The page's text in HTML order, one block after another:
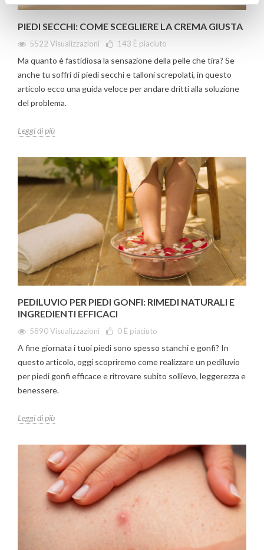
PIEDI SECCHI: COME SCEGLIERE LA CREMA GIUSTA
5522 Visualizzazioni 143 È piaciuto
Ma quanto è fastidiosa la sensazione della pelle che tira? Se
anche tu soffri di piedi secchi e talloni screpolati, in questo
articolo ecco una guida veloce per andare dritti alla soluzione
del problema.
Leggi di più
PEDILUVIO PER PIEDI GONFI: RIMEDI NATURALI E
INGREDIENTI EFFICACI
5890 Visualizzazioni 0 È piaciuto
A fine giornata i tuoi piedi sono spesso stanchi e gonfi? In
questo articolo, oggi scopriremo come realizzare un pediluvio
per piedi gonfi efficace e ritrovare subito sollievo, leggerezza e
benessere.
Leggi di più